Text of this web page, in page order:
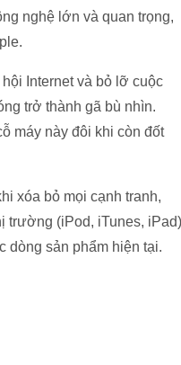
nghệ lớn và quan trọng,
Internet và bỏ lỡ cuộc
trở thành gã bù nhìn.
máy này đôi khi còn đốt
xóa bỏ mọi cạnh tranh,
trường (iPod, iTunes, iPad)
dòng sản phẩm hiện tại.